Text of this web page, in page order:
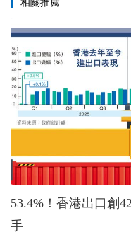
相關推薦
53.4%！香港出口創
手